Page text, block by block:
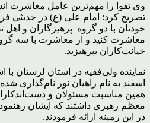
وی تقوا را مهم‌ترین عامل معاشرت
تصریح کرد: امام علی (ع) در حدیثی
خودتان با دو گروه پرهیزگاران و اهل
معاشرت کنید و از معاشرت با سه
خیانت‌کاران بپرهیزید.
اسفند به نام راهیان نور نام‌گذاری
همین مناسبت مسئولان و
معظم رهبری داشتند که ایشان
در این زمینه ارائه فرمودند.